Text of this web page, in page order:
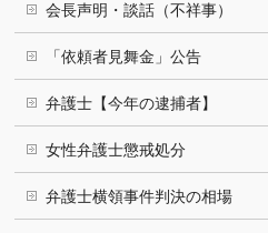
会長声明・談話（不祥事）
「依頼者見舞金」公告
弁護士【今年の逮捕者】
女性弁護士懲戒処分
弁護士横領事件判決の相場